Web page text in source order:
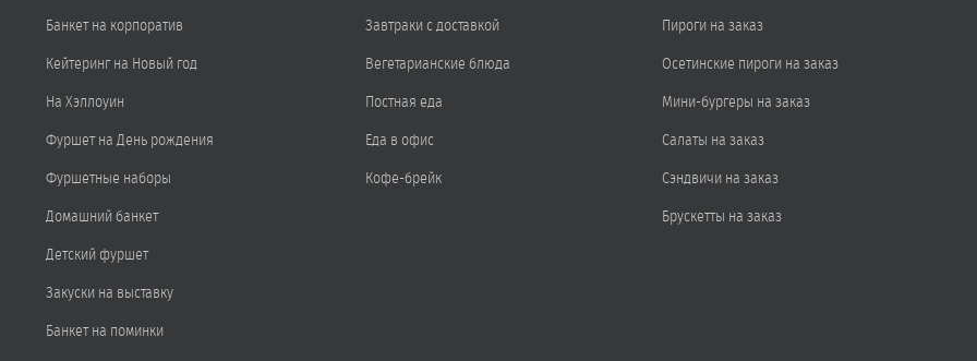
Банкет на корпоратив
Кейтеринг на Новый год
На Хэллоуин
Фуршет на День рождения
Фуршетные наборы
Домашний банкет
Детский фуршет
Закуски на выставку
Банкет на поминки
Завтраки с доставкой
Вегетарианские блюда
Постная еда
Еда в офис
Кофе-брейк
Пироги на заказ
Осетинские пироги на заказ
Мини-бургеры на заказ
Салаты на заказ
Сэндвичи на заказ
Брускетты на заказ